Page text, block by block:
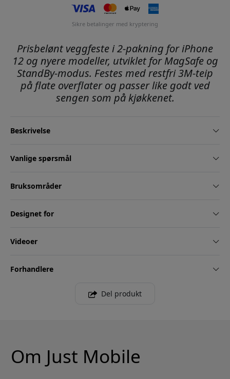
Sikre betalinger med kryptering
Prisbelønt veggfeste i 2-pakning for iPhone
12 og nyere modeller, utviklet for MagSafe og
StandBy-modus. Festes med restfri 3M-teip
på flate overflater og passer like godt ved
sengen som på kjøkkenet.
Beskrivelse
Vanlige spørsmål
Bruksområder
Designet for
Videoer
Forhandlere
Del produkt
Om Just Mobile